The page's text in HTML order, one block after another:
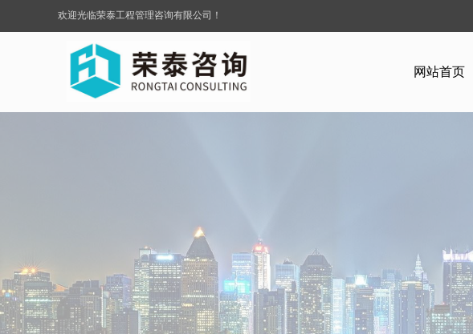
欢迎光临荣泰工程管理咨询有限公司！
网站首页